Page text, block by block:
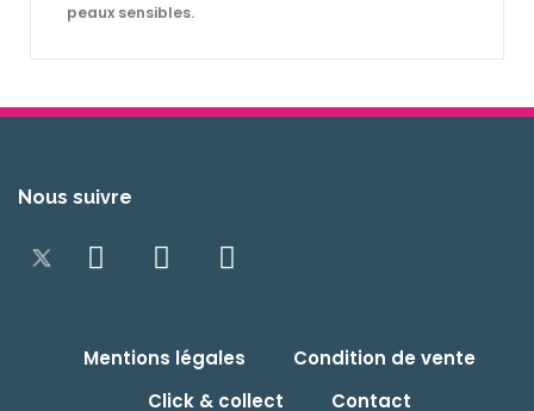
peaux sensibles.
Nous suivre
Mentions légales
Condition de vente
Click & collect
Contact